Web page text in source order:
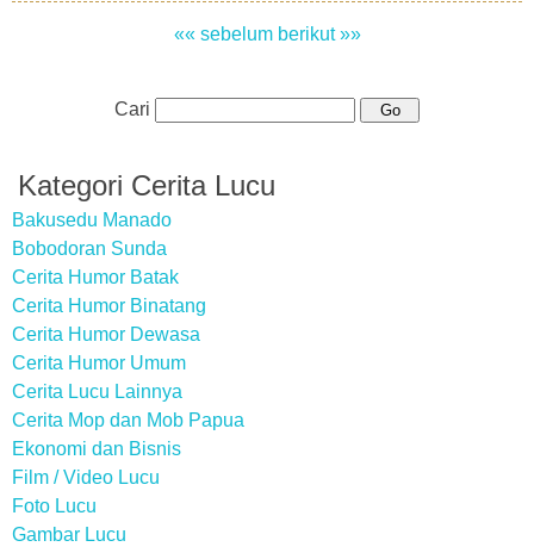
«« sebelum berikut »»
Cari
Kategori Cerita Lucu
Bakusedu Manado
Bobodoran Sunda
Cerita Humor Batak
Cerita Humor Binatang
Cerita Humor Dewasa
Cerita Humor Umum
Cerita Lucu Lainnya
Cerita Mop dan Mob Papua
Ekonomi dan Bisnis
Film / Video Lucu
Foto Lucu
Gambar Lucu